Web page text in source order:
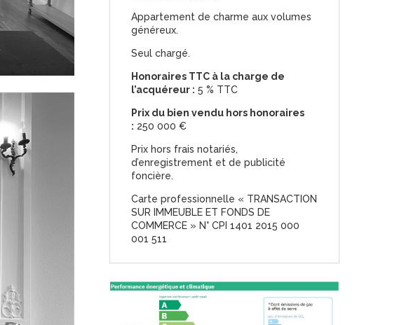
Appartement de charme aux volumes
généreux.
Seul chargé.
Honoraires TTC à la charge de
l’acquéreur : 5 % TTC
Prix du bien vendu hors honoraires
: 250 000 €
Prix hors frais notariés,
d’enregistrement et de publicité
foncière.
Carte professionnelle « TRANSACTION
SUR IMMEUBLE ET FONDS DE
COMMERCE » N° CPI 1401 2015 000
001 511